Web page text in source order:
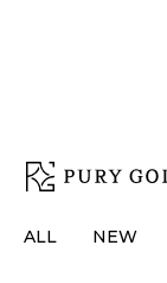
ALL NEW